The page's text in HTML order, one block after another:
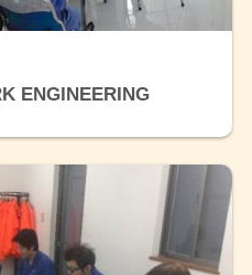
ENGINEERING